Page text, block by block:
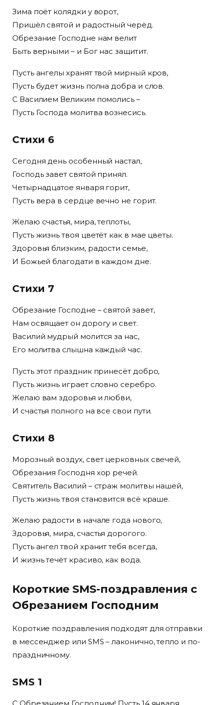
Зима поёт колядки у ворот,
Пришёл святой и радостный черёд.
Обрезание Господне нам велит
Быть верными – и Бог нас защитит.
Пусть ангелы хранят твой мирный кров,
Пусть будет жизнь полна добра и слов.
С Василием Великим помолись –
Пусть Господа молитва вознесись.
Стихи 6
Сегодня день особенный настал,
Господь завет святой принял.
Четырнадцатое января горит,
Пусть вера в сердце вечно не горит.
Желаю счастья, мира, теплоты,
Пусть жизнь твоя цветёт как в мае цветы.
Здоровья близким, радости семье,
И Божьей благодати в каждом дне.
Стихи 7
Обрезание Господне – святой завет,
Нам освящает он дорогу и свет.
Василий мудрый молится за нас,
Его молитва слышна каждый час.
Пусть этот праздник принесёт добро,
Пусть жизнь играет словно серебро.
Желаю вам здоровья и любви,
И счастья полного на все свои пути.
Стихи 8
Морозный воздух, свет церковных свечей,
Обрезания Господня хор речей.
Святитель Василий – страж молитвы нашей,
Пусть жизнь твоя становится всё краше.
Желаю радости в начале года нового,
Здоровья, мира, счастья дорогого.
Пусть ангел твой хранит тебя всегда,
И жизнь течёт красиво, как вода.
Короткие SMS-поздравления с
Обрезанием Господним
Короткие поздравления подходят для отправки
в мессенджер или SMS – лаконично, тепло и по-
праздничному.
SMS 1
С Обрезанием Господним! Пусть 14 января